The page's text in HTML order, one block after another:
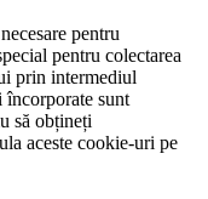
pentru
pentru colectarea
prin intermediul
sunt
să obțineți
aceste cookie-uri pe